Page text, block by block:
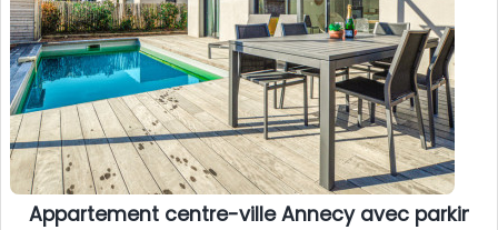
Appartement centre-ville Annecy avec parking